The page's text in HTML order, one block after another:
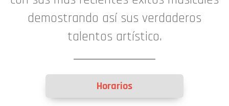
demostrando así sus verdaderos
talentos artístico.
Horarios